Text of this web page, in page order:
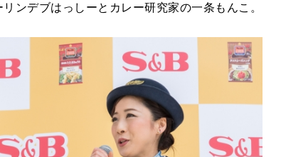
ンデブはっしーとカレー研究家の一条もんこ。